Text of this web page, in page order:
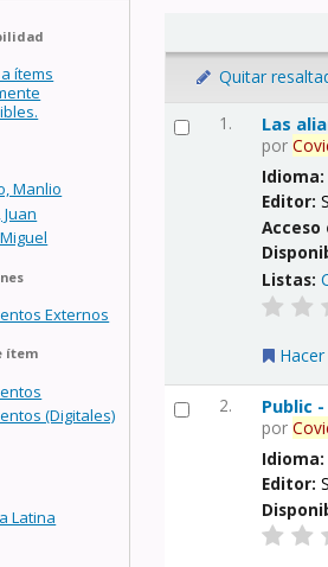
ítems
Manlio
Externos
ítem
(Digitales)
Latina
Quitar
1. Las
por
Editor:
Listas:
2. Public
por
Editor: